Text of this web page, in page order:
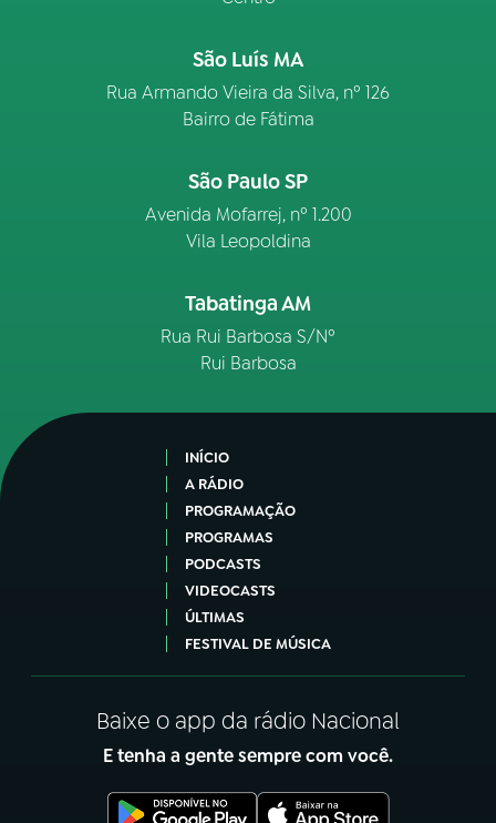
São Luís MA
Rua Armando Vieira da Silva, nº 126
Bairro de Fátima
São Paulo SP
Avenida Mofarrej, nº 1.200
Vila Leopoldina
Tabatinga AM
Rua Rui Barbosa S/Nº
Rui Barbosa
INÍCIO
A RÁDIO
PROGRAMAÇÃO
PROGRAMAS
PODCASTS
VIDEOCASTS
ÚLTIMAS
FESTIVAL DE MÚSICA
Baixe o app da rádio Nacional
E tenha a gente sempre com você.